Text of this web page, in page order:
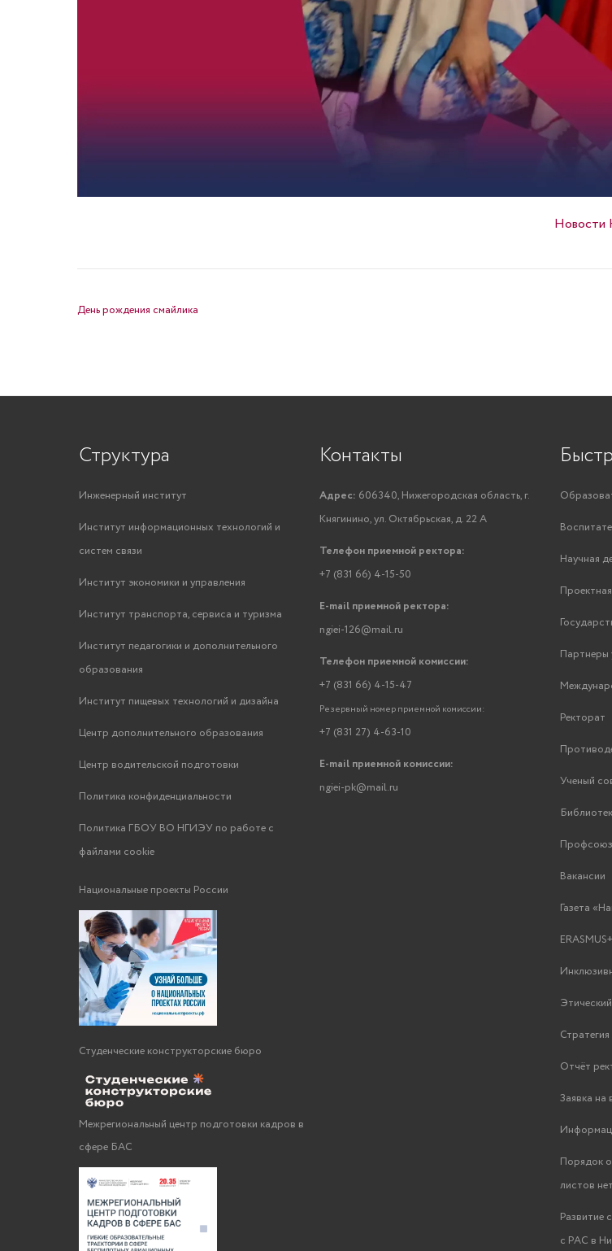
День рождения смайлика
Структура
Инженерный институт
Институт информационных технологий и
систем связи
Институт экономики и управления
Институт транспорта, сервиса и туризма
Институт педагогики и дополнительного
образования
Институт пищевых технологий и дизайна
Центр дополнительного образования
Центр водительской подготовки
Политика конфиденциальности
Политика ГБОУ ВО НГИЭУ по работе с
файлами cookie
Национальные проекты России
Студенческие конструкторские бюро
Межрегиональный центр подготовки кадров в
сфере БАС
Контакты
Адрес: 606340, Нижегородская область, г.
Княгинино, ул. Октябрьская, д. 22 А
Телефон приемной ректора:
+7 (831 66) 4-15-50
E-mail приемной ректора:
ngiei-126@mail.ru
Телефон приемной комиссии:
+7 (831 66) 4-15-47
Резервный номер приемной комиссии:
+7 (831 27) 4-63-10
E-mail приемной комиссии:
ngiei-pk@mail.ru
Научная
Партнеры
Ректорат
Ученый
Профсоюз
Вакансии
Газета
ERASMUS+
Отчёт
Заявка
Порядок
листов
Развитие
с РАС в